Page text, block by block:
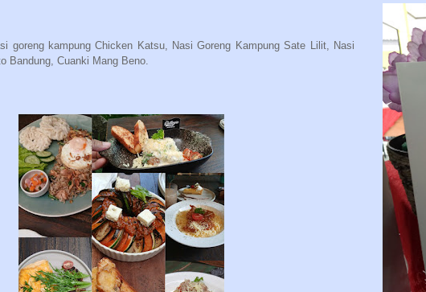
goreng kampung Chicken Katsu, Nasi Goreng Kampung Sate Lilit, Nasi
Bandung, Cuanki Mang Beno.